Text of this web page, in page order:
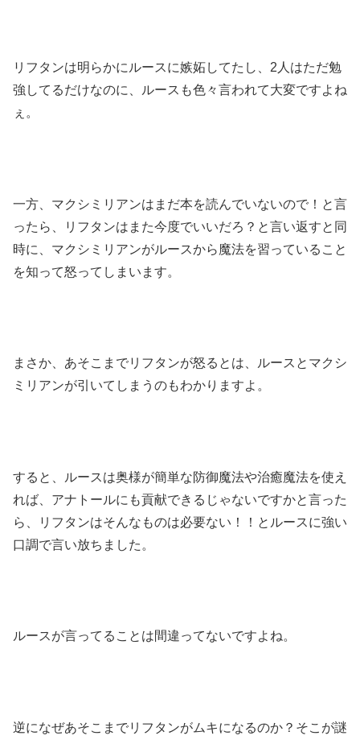
リフタンは明らかにルースに嫉妬してたし、2人はただ勉
強してるだけなのに、ルースも色々言われて大変ですよね
ぇ。
一方、マクシミリアンはまだ本を読んでいないので！と言
ったら、リフタンはまた今度でいいだろ？と言い返すと同
時に、マクシミリアンがルースから魔法を習っていること
を知って怒ってしまいます。
まさか、あそこまでリフタンが怒るとは、ルースとマクシ
ミリアンが引いてしまうのもわかりますよ。
すると、ルースは奥様が簡単な防御魔法や治癒魔法を使え
れば、アナトールにも貢献できるじゃないですかと言った
ら、リフタンはそんなものは必要ない！！とルースに強い
口調で言い放ちました。
ルースが言ってることは間違ってないですよね。
逆になぜあそこまでリフタンがムキになるのか？そこが謎